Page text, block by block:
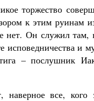
торжество
к этим руинам
нет. Он служил
исповедничества и
– послушник
все, кого